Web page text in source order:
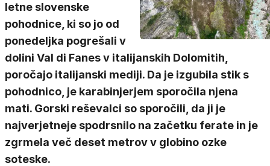
letne slovenske
pohodnice, ki so jo od
ponedeljka pogrešali v
dolini Val di Fanes v italijanskih Dolomitih,
poročajo italijanski mediji. Da je izgubila stik s
pohodnico, je karabinjerjem sporočila njena
mati. Gorski reševalci so sporočili, da ji je
najverjetneje spodrsnilo na začetku ferate in je
zgrmela več deset metrov v globino ozke
soteske.